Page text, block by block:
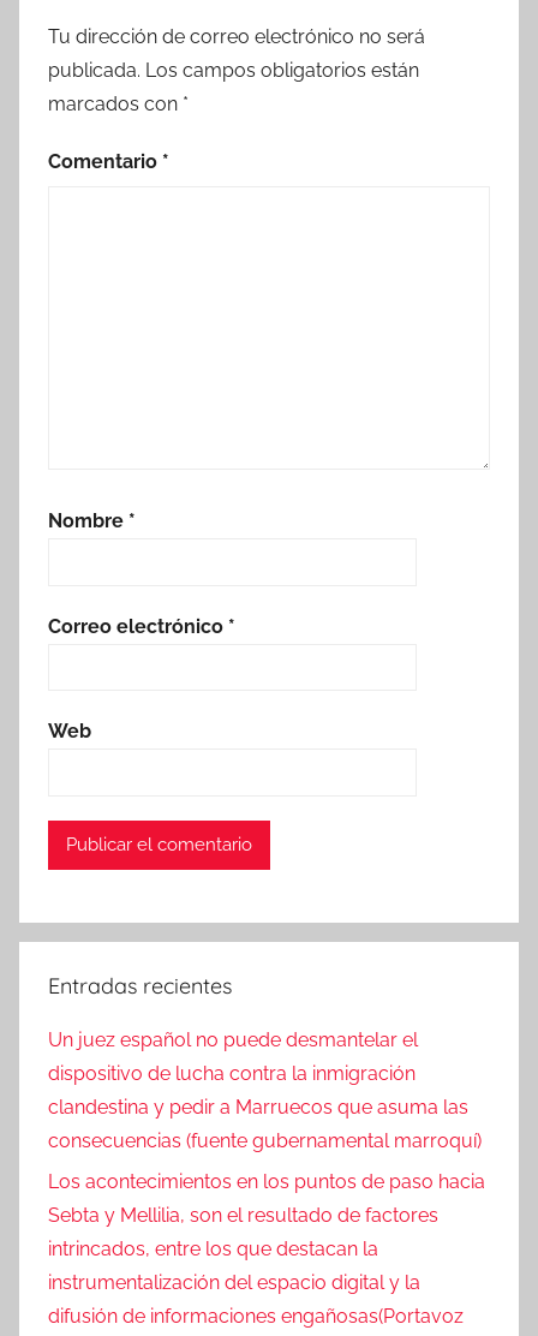
Tu dirección de correo electrónico no será
publicada. Los campos obligatorios están
marcados con *
Comentario *
Nombre *
Correo electrónico *
Web
Entradas recientes
Un juez español no puede desmantelar el
dispositivo de lucha contra la inmigración
clandestina y pedir a Marruecos que asuma las
consecuencias (fuente gubernamental marroquí)
Los acontecimientos en los puntos de paso hacia
Sebta y Mellilia, son el resultado de factores
intrincados, entre los que destacan la
instrumentalización del espacio digital y la
difusión de informaciones engañosas(Portavoz